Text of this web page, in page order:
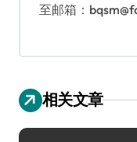
至邮箱：
相关文章